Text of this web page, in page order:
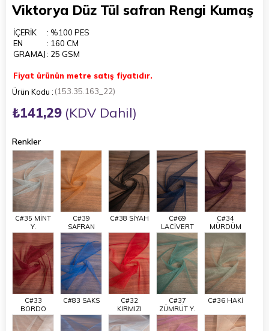
Viktorya Düz Tül safran Rengi Kumaş
İÇERİK
: %100 PES
EN
: 160 CM
GRAMAJ: 25 GSM
Fiyat ürünün metre satış fiyatıdır.
(153.35.163_22)
₺141,29 (KDV Dahil)
Renkler
C#35 MİNT
Y.
C#39
SAFRAN
C#38 SİYAH
C#69
LACİVERT
C#34
MÜRDÜM
C#33
BORDO
C#83 SAKS
C#32
KIRMIZI
C#37
ZÜMRÜT Y.
C#36 HAKİ